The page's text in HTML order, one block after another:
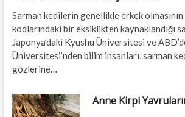
Sarman kedilerin genellikle erkek
kodlarındaki bir eksiklikten kaynaklandığı
Japonya’daki Kyushu Üniversitesi ve
Üniversitesi’nden bilim insanları, sarman
gözlerine…
Anne Kirpi